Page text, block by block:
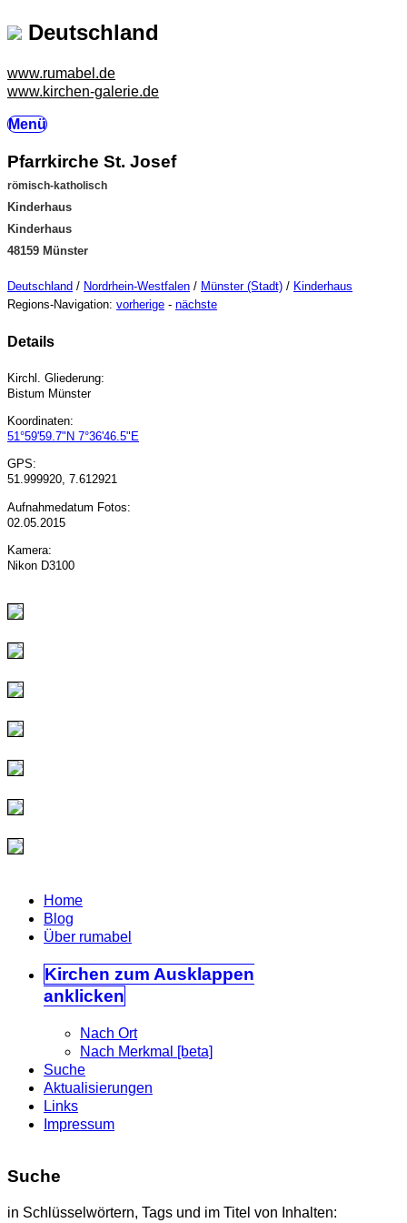
Deutschland
www.rumabel.de
www.kirchen-galerie.de
Menü
Pfarrkirche St. Josef
römisch-katholisch
Kinderhaus
Kinderhaus
48159 Münster
Deutschland / Nordrhein-Westfalen / Münster (Stadt) / Kinderhaus
Regions-Navigation: vorherige - nächste
Details
Kirchl. Gliederung:
Bistum Münster
Koordinaten:
51°59'59.7"N 7°36'46.5"E
GPS:
51.999920, 7.612921
Aufnahmedatum Fotos:
02.05.2015
Kamera:
Nikon D3100
Home
Blog
Über rumabel
Kirchen zum Ausklappen
anklicken
Nach Ort
Nach Merkmal [beta]
Suche
Aktualisierungen
Links
Impressum
Suche
in Schlüsselwörtern, Tags und im Titel von Inhalten: